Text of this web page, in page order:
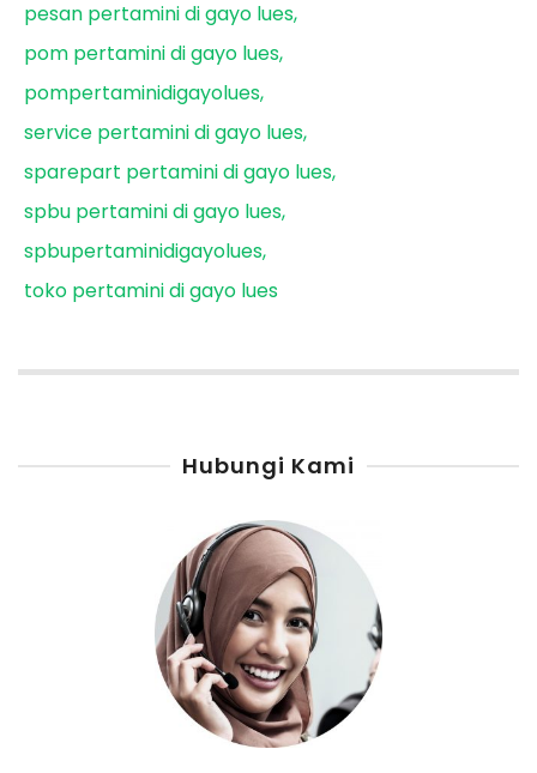
pesan pertamini di gayo lues
pom pertamini di gayo lues
pompertaminidigayolues
service pertamini di gayo lues
sparepart pertamini di gayo lues
spbu pertamini di gayo lues
spbupertaminidigayolues
toko pertamini di gayo lues
Hubungi Kami